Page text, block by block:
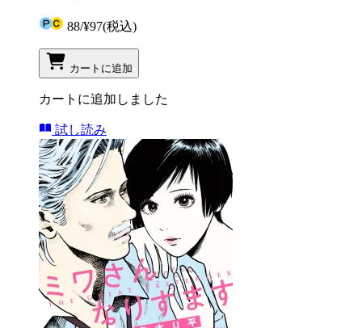
88/¥97(税込)
カートに追加
カートに追加しました
試し読み